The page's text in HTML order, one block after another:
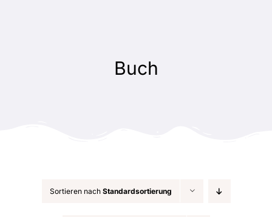
Buch
Sortieren nach Standardsortierung